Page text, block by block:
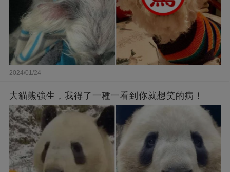
2024/01/24
大貓熊強生，我得了一種一看到你就想笑的病！